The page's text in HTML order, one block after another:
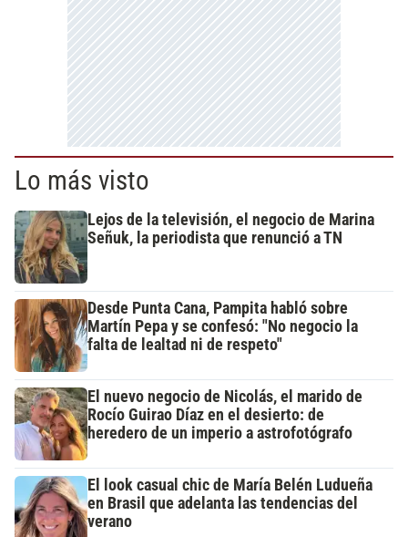
Lo más visto
Lejos de la televisión, el negocio de Marina
Señuk, la periodista que renunció a TN
Desde Punta Cana, Pampita habló sobre
Martín Pepa y se confesó: "No negocio la
falta de lealtad ni de respeto"
El nuevo negocio de Nicolás, el marido de
Rocío Guirao Díaz en el desierto: de
heredero de un imperio a astrofotógrafo
El look casual chic de María Belén Ludueña
en Brasil que adelanta las tendencias del
verano